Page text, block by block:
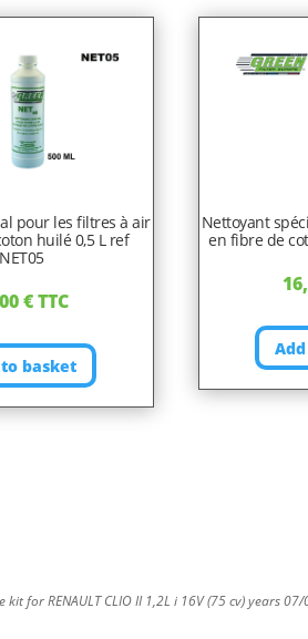
pour les filtres à air
huilé 0,5 L ref
NET05
€ TTC
basket
Nettoyant
en fibre de
for RENAULT CLIO II 1,2L i 16V (75 cv) years